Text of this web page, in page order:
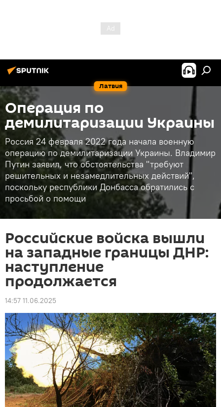
Латвия
Операция по
демилитаризации Украины
Россия 24 февраля 2022 года начала военную
операцию по демилитаризации Украины. Владимир
Путин заявил, что обстоятельства "требуют
решительных и незамедлительных действий",
поскольку республики Донбасса обратились с
просьбой о помощи
Российские войска вышли
на западные границы ДНР:
наступление
продолжается
14:57 11.06.2025